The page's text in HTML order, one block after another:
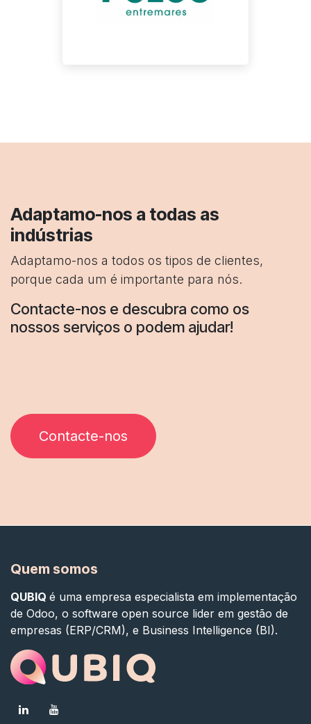
Adaptamo-nos a todas as
indústrias
Adaptamo-nos a todos os tipos de clientes,
porque cada um é importante para nós.
Contacte-nos e descubra como os
nossos serviços o podem ajudar!
Contacte-nos
Quem somos
QUBIQ é uma empresa especialista em implementação
de Odoo, o software open source lider em gestão de
empresas (ERP/CRM), e Business Intelligence (BI).